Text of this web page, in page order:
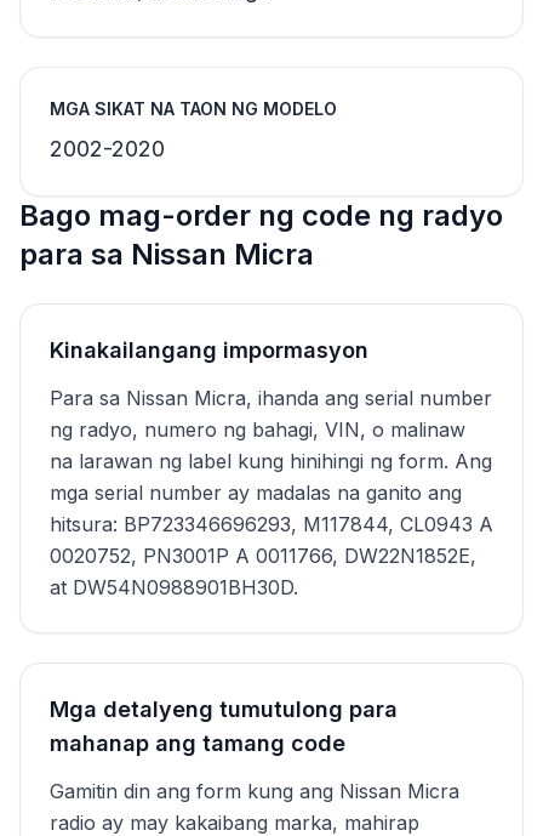
MGA SIKAT NA TAON NG MODELO
2002-2020
Bago mag-order ng code ng radyo
para sa Nissan Micra
Kinakailangang impormasyon
Para sa Nissan Micra, ihanda ang serial number
ng radyo, numero ng bahagi, VIN, o malinaw
na larawan ng label kung hinihingi ng form. Ang
mga serial number ay madalas na ganito ang
hitsura: BP723346696293, M117844, CL0943 A
0020752, PN3001P A 0011766, DW22N1852E,
at DW54N0988901BH30D.
Mga detalyeng tumutulong para
mahanap ang tamang code
Gamitin din ang form kung ang Nissan Micra
radio ay may kakaibang marka, mahirap